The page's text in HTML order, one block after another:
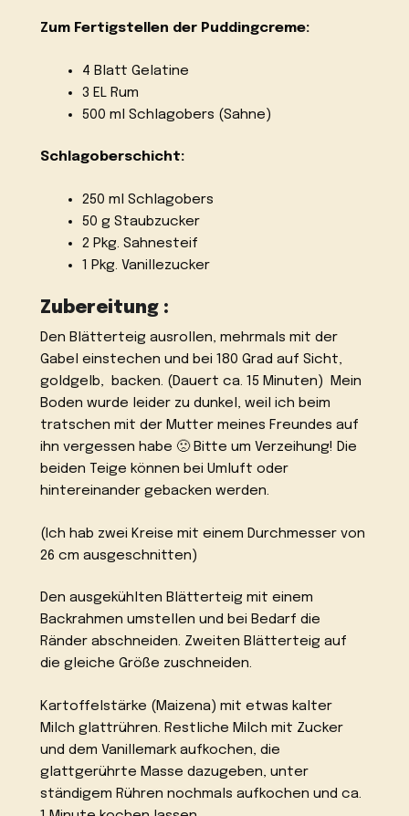
Zum Fertigstellen der Puddingcreme:
4 Blatt Gelatine
3 EL Rum
500 ml Schlagobers (Sahne)
Schlagoberschicht:
250 ml Schlagobers
50 g Staubzucker
2 Pkg. Sahnesteif
1 Pkg. Vanillezucker
Zubereitung :
Den Blätterteig ausrollen, mehrmals mit der
Gabel einstechen und bei 180 Grad auf Sicht,
goldgelb, backen. (Dauert ca. 15 Minuten) Mein
Boden wurde leider zu dunkel, weil ich beim
tratschen mit der Mutter meines Freundes auf
ihn vergessen habe 🙁 Bitte um Verzeihung! Die
beiden Teige können bei Umluft oder
hintereinander gebacken werden.
(Ich hab zwei Kreise mit einem Durchmesser von
26 cm ausgeschnitten)
Den ausgekühlten Blätterteig mit einem
Backrahmen umstellen und bei Bedarf die
Ränder abschneiden. Zweiten Blätterteig auf
die gleiche Größe zuschneiden.
Kartoffelstärke (Maizena) mit etwas kalter
Milch glattrühren. Restliche Milch mit Zucker
und dem Vanillemark aufkochen, die
glattgerührte Masse dazugeben, unter
ständigem Rühren nochmals aufkochen und ca.